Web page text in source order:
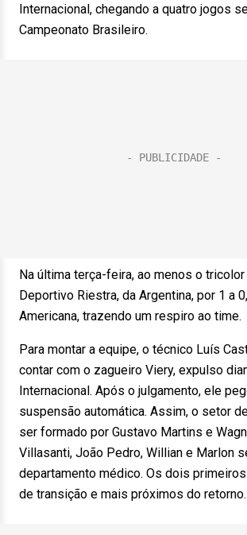
Internacional, chegando a quatro jogos
Campeonato Brasileiro.
Na última terça-feira, ao menos o
Deportivo Riestra, da Argentina, por 1 a
Americana, trazendo um respiro ao time.
Para montar a equipe, o técnico Luís
contar com o zagueiro Viery, expulso
Internacional. Após o julgamento, ele
suspensão automática. Assim, o setor
ser formado por Gustavo Martins e
Villasanti, João Pedro, Willian e Marlon
departamento médico. Os dois
de transição e mais próximos do retorno.